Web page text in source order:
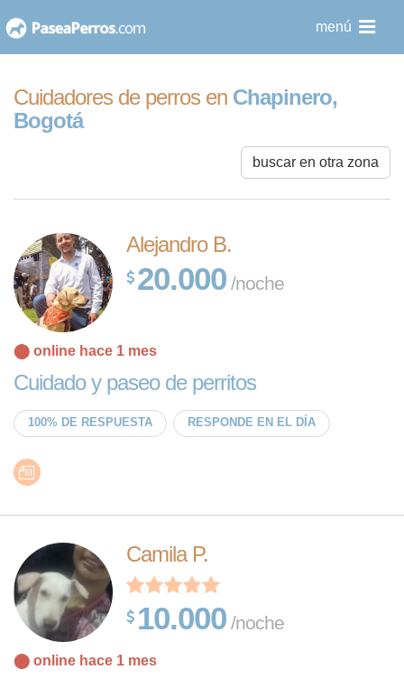
al
menú
Cuidadores de perros en Chapinero,
Bogotá
buscar en otra zona
Alejandro B.
20.000 /noche
⬤ online hace 1 mes
Cuidado y paseo de perritos
100% DE RESPUESTA RESPONDE EN EL DÍA
Camila P.
10.000 /noche
⬤ online hace 1 mes